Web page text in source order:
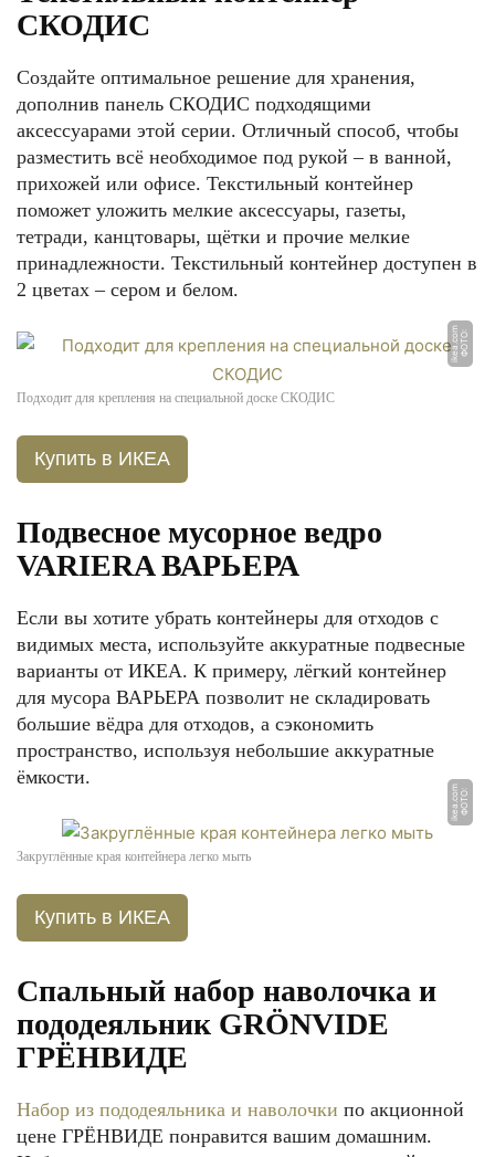
СКОДИС
Создайте оптимальное решение для хранения,
дополнив панель СКОДИС подходящими
аксессуарами этой серии. Отличный способ, чтобы
разместить всё необходимое под рукой – в ванной,
прихожей или офисе. Текстильный контейнер
поможет уложить мелкие аксессуары, газеты,
тетради, канцтовары, щётки и прочие мелкие
принадлежности. Текстильный контейнер доступен в
2 цветах – сером и белом.
Ф
О
Т
О:
i
k
e
a.
c
o
m
Подходит для крепления на специальной доске СКОДИС
Купить в ИКЕА
Подвесное мусорное ведро
VARIERA ВАРЬЕРА
Если вы хотите убрать контейнеры для отходов с
видимых места, используйте аккуратные подвесные
варианты от ИКЕА. К примеру, лёгкий контейнер
для мусора ВАРЬЕРА позволит не складировать
большие вёдра для отходов, а сэкономить
пространство, используя небольшие аккуратные
ёмкости.
Ф
О
Т
О:
i
k
e
a.
c
o
m
Закруглённые края контейнера легко мыть
Купить в ИКЕА
Спальный набор наволочка и
пододеяльник GRÖNVIDE
ГРЁНВИДЕ
Набор из пододеяльника и наволочки по акционной
цене ГРЁНВИДЕ понравится вашим домашним.